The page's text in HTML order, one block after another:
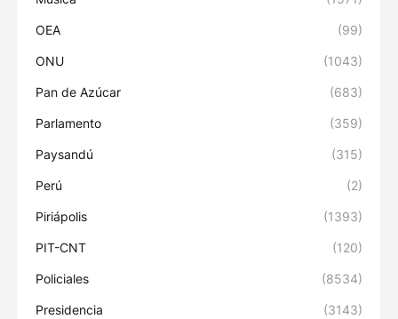
OEA (99)
ONU (1043)
Pan de Azúcar (683)
Parlamento (359)
Paysandú (315)
Perú (2)
Piriápolis (1393)
PIT-CNT (120)
Policiales (8534)
Presidencia (3143)